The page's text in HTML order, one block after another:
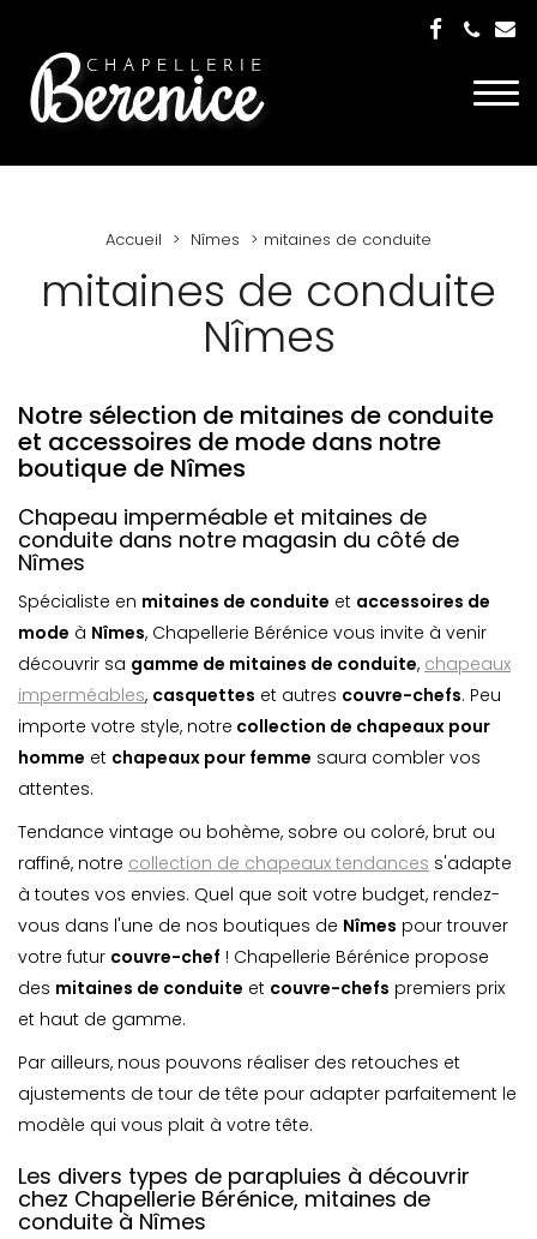
Accueil Nîmes mitaines de conduite
mitaines de conduite
Nîmes
Notre sélection de mitaines de conduite
et accessoires de mode dans notre
boutique de Nîmes
Chapeau imperméable et mitaines de
conduite dans notre magasin du côté de
Nîmes
Spécialiste en mitaines de conduite et accessoires de
mode à Nîmes, Chapellerie Bérénice vous invite à venir
découvrir sa gamme de mitaines de conduite, chapeaux
imperméables, casquettes et autres couvre-chefs. Peu
importe votre style, notre collection de chapeaux pour
homme et chapeaux pour femme saura combler vos
attentes.
Tendance vintage ou bohème, sobre ou coloré, brut ou
raffiné, notre collection de chapeaux tendances s'adapte
à toutes vos envies. Quel que soit votre budget, rendez-
vous dans l'une de nos boutiques de Nîmes pour trouver
votre futur couvre-chef ! Chapellerie Bérénice propose
des mitaines de conduite et couvre-chefs premiers prix
et haut de gamme.
Par ailleurs, nous pouvons réaliser des retouches et
ajustements de tour de tête pour adapter parfaitement le
modèle qui vous plait à votre tête.
Les divers types de parapluies à découvrir
chez Chapellerie Bérénice, mitaines de
conduite à Nîmes